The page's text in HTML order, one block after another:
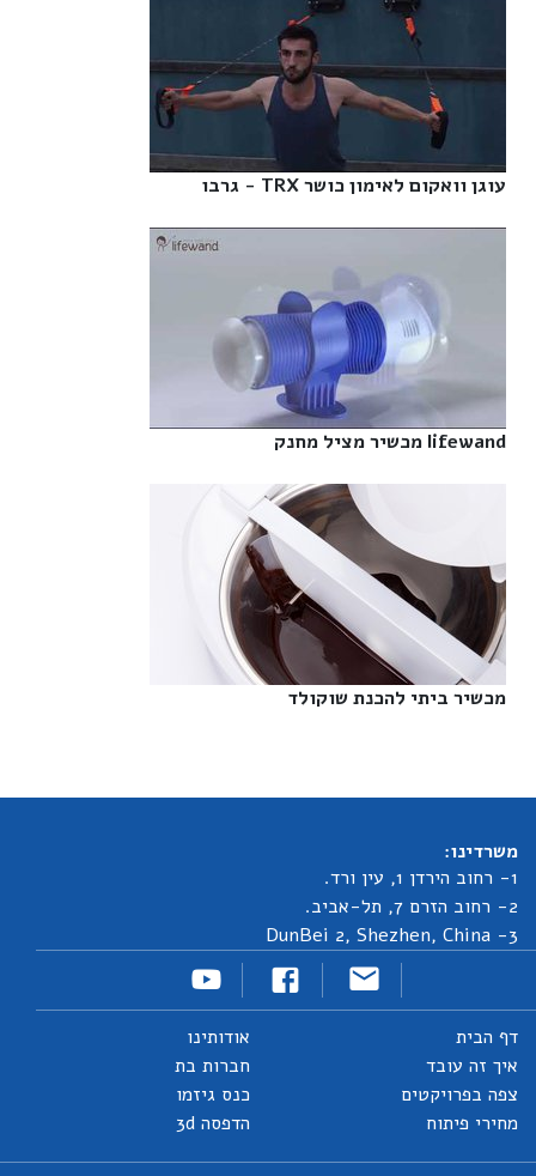
עוגן וואקום לאימון כושר TRX - גרבו‎
lifewand מכשיר מציל מחנק‎
מכשיר ביתי להכנת שוקולד‎
משרדינו:
1- רחוב הירדן 1, עין ורד.
2- רחוב הזרם 7, תל-אביב.
3- DunBei 2, Shezhen, China
דף הבית
איך זה עובד
צפה בפרויקטים
מחירי פיתוח
אודותינו
חברות בת
כנס גיזמו
הדפסה 3d